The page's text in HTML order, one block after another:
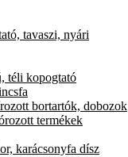
tavaszi, nyári
téli kopogtató
bortartók, dobozok
termékek
karácsonyfa dísz